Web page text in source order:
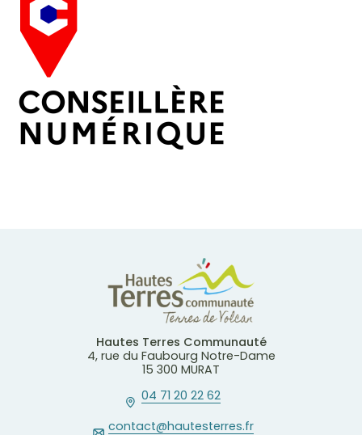
Hautes Terres Communauté
4, rue du Faubourg Notre-Dame
15 300 MURAT
04 71 20 22 62
contact@hautesterres.fr